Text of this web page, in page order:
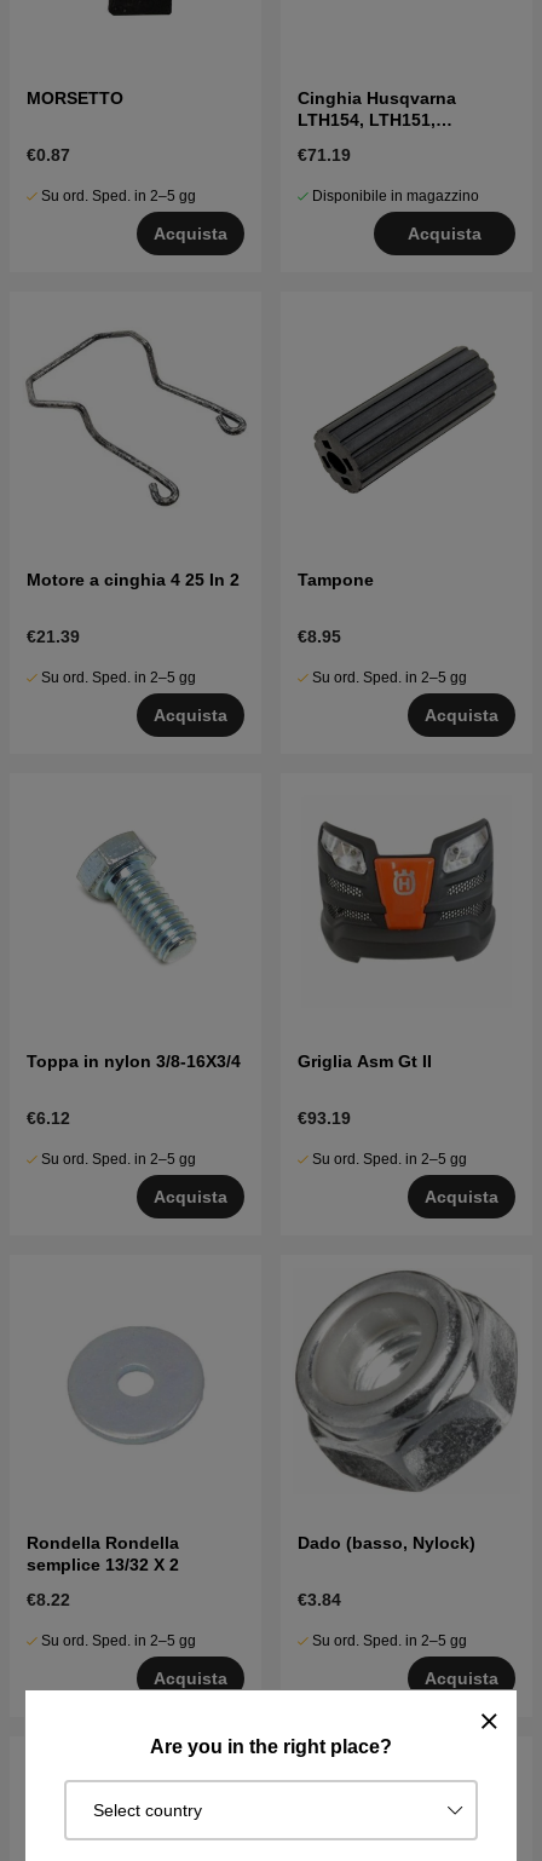
Are you in the right place?
Select country
MORSETTO
€0.87
Su ord. Sped. in 2–5 gg
Acquista
Cinghia Husqvarna
LTH154, LTH151,
LT2216A2
€71.19
Disponibile in magazzino
Acquista
Motore a cinghia 4 25 In 2
€21.39
Su ord. Sped. in 2–5 gg
Acquista
Tampone
€8.95
Su ord. Sped. in 2–5 gg
Acquista
Toppa in nylon 3/8-16X3/4
€6.12
Su ord. Sped. in 2–5 gg
Acquista
Griglia Asm Gt II
€93.19
Su ord. Sped. in 2–5 gg
Acquista
Rondella Rondella
semplice 13/32 X 2
€8.22
Su ord. Sped. in 2–5 gg
Acquista
Dado (basso, Nylock)
€3.84
Su ord. Sped. in 2–5 gg
Acquista